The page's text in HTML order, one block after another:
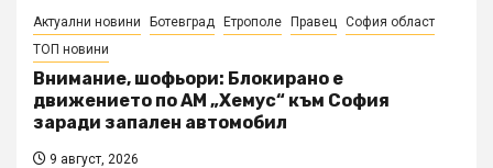
Актуални новини Ботевград Етрополе Правец
София област
ТОП новини
Внимание, шофьори: Блокирано е
движението по АМ „Хемус“ към София
заради запален автомобил
9 август, 2026